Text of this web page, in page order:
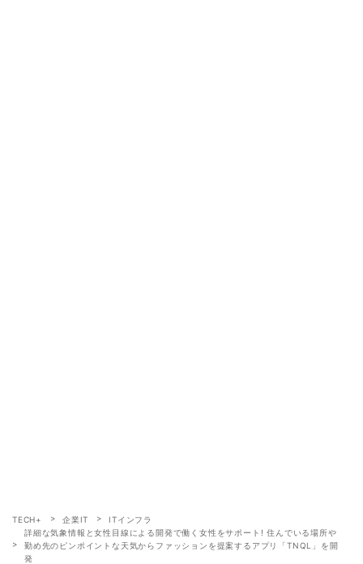
TECH+ 企業IT
ITインフラ
詳細な気象情報と女性目線による開発で働く女性をサポート! 住んでいる場所や
勤め先のピンポイントな天気からファッションを提案するアプリ「TNQL」を開
発